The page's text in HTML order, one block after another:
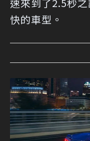
快的車型。